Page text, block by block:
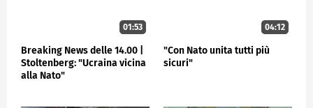
01:53
Breaking News delle 14.00 |
Stoltenberg: "Ucraina vicina
alla Nato"
04:12
"Con Nato unita tutti più
sicuri"